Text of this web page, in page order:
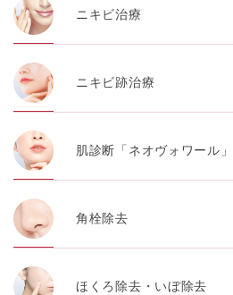
ニキビ治療
ニキビ跡治療
肌診断「ネオヴォワール」
角栓除去
ほくろ除去・いぼ除去